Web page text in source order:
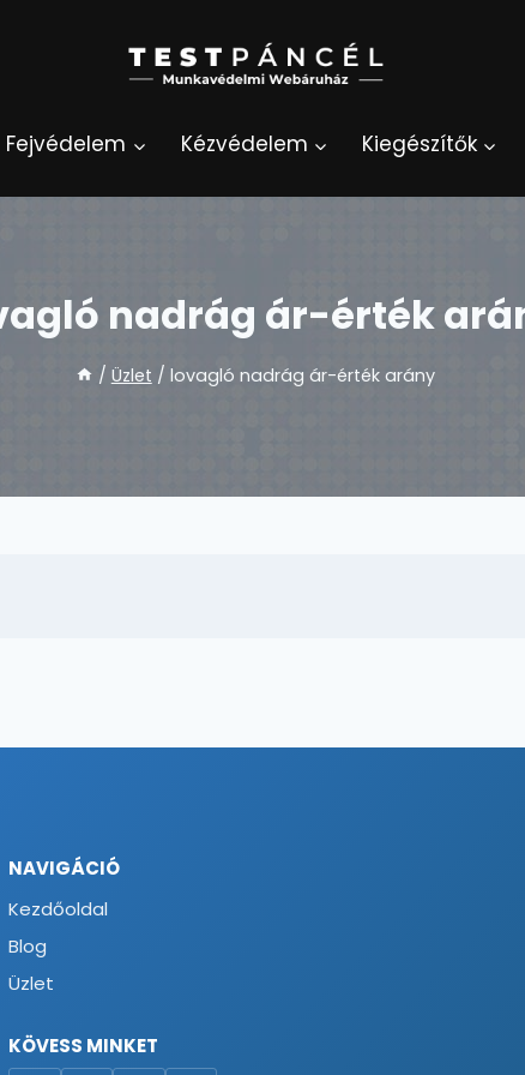
Fejvédelem Kézvédelem Kiegészítők
nadrág ár-érték
/ Üzlet / lovagló nadrág ár-érték arány
NAVIGÁCIÓ
Kezdőoldal
Blog
Üzlet
KÖVESS MINKET